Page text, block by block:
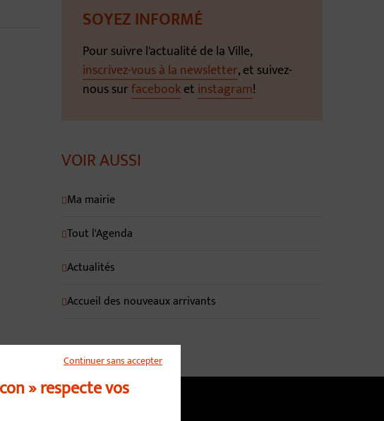
SOYEZ INFORMÉ
Pour suivre l'actualité de la Ville,
inscrivez-vous à la newsletter, et suivez-
nous surfacebooket instagram!
VOIR AUSSI
Ma mairie
Tout l'Agenda
Actualités
Accueil des nouveaux arrivants
Continuer sans accepter
» respecte vos